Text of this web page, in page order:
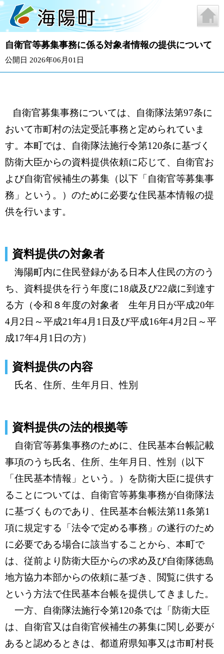
自衛官等募集事務に係る対象者情報の提供について
公開日 2026年06月01日
自衛官募集事務については、自衛隊法第97条に
おいて市町村の法定受託事務と定められていま
す。本町では、自衛隊法施行令第120条に基づく
防衛大臣からの資料提供依頼に応じて、自衛官お
よび自衛官候補生の募集（以下「自衛官等募集事
務」という。）のために必要な住民基本情報の提
供を行います。
資料提供の対象者
海陽町内に住民登録がある日本人住民の方のう
ち、資料提供を行う年度に18歳及び22歳に到達す
る方（令和８年度の対象者 生年月日が平成20年
4月2日～平成21年4月1日及び平成16年4月2日～平
成17年4月1日の方）
資料提供の内容
氏名、住所、生年月日、性別
資料提供の法的根拠等
自衛官等募集事務のために、住民基本台帳記載
事項のうち氏名、住所、生年月日、性別（以下
「住民基本情報」という。）を防衛大臣に提供す
ることについては、自衛官等募集事務が自衛隊法
に基づくものであり、住民基本台帳法第11条第1
項に規定する「法令で定める事務」の遂行のため
に必要である場合に該当することから、本町で
は、従前より防衛大臣からの求め及び自衛隊徳島
地方協力本部からの依頼に基づき、閲覧に供する
という方法で住民基本台帳を提供してきました。
一方、自衛隊法施行令第120条では「防衛大臣
は、自衛官又は自衛官候補生の募集に関し必要が
あると認めるときは、都道府県知事又は市町村長